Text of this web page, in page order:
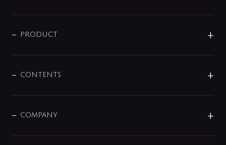
商品に関して
その他
PRODUCT
センサー・タッチ水栓
単水栓
CONTENTS
COMPANY